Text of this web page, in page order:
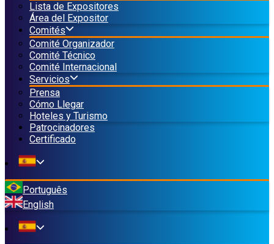
Lista de Expositores
Área del Expositor
Comités
Comité Organizador
Comité Técnico
Comité Internacional
Servicios
Prensa
Cómo Llegar
Hoteles y Turismo
Patrocinadores
Certificado
Português
English